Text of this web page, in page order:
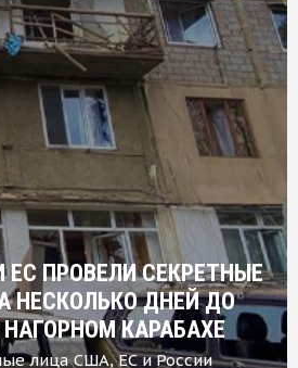
ПРОВЕЛИ СЕКРЕТНЫЕ
НЕСКОЛЬКО ДНЕЙ ДО
КАРАБАХЕ
лица США, ЕС и России